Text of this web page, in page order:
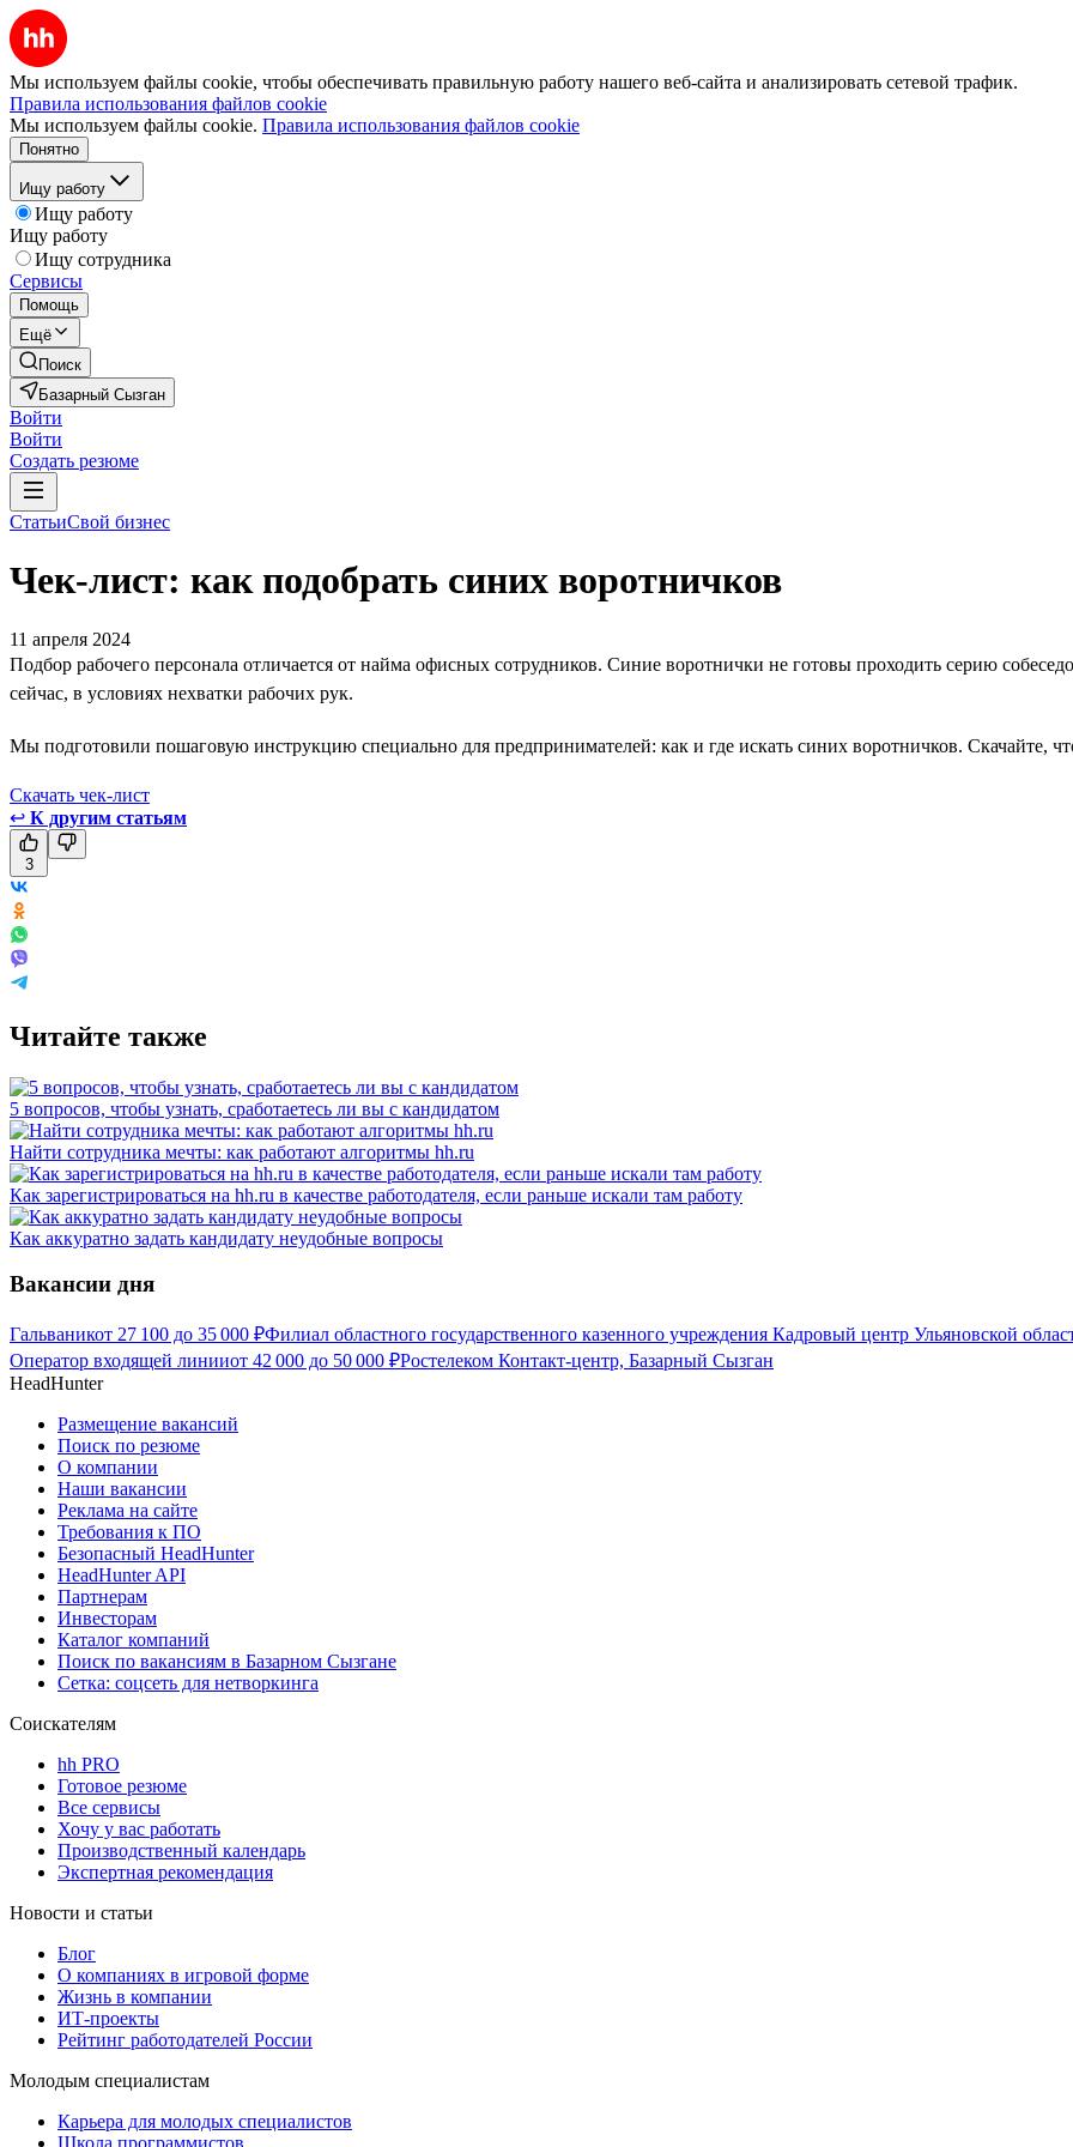
Мы используем файлы cookie, чтобы обеспечивать правильную работу нашего веб-сайта и анализировать сетевой трафик.
Правила использования файлов cookie
Мы используем файлы cookie. Правила использования файлов cookie
Понятно
Ищу работу
Ищу работу
Ищу работу
Ищу сотрудника
Сервисы
Помощь
Ещё
Поиск
Базарный Сызган
Войти
Войти
Создать резюме
СтатьиСвой бизнес
Чек-лист: как подобрать синих воротничков
11 апреля 2024
Подбор рабочего персонала отличается от найма офисных сотрудников. Синие воротнички не готовы проходить серию
сейчас, в условиях нехватки рабочих рук.
Мы подготовили пошаговую инструкцию специально для предпринимателей: как и где искать синих воротничков. Скачайте,
Скачать чек-лист
↩ К другим статьям
3
Читайте также
5 вопросов, чтобы узнать, сработаетесь ли вы с кандидатом
Найти сотрудника мечты: как работают алгоритмы hh.ru
Как зарегистрироваться на hh.ru в качестве работодателя, если раньше искали там работу
Как аккуратно задать кандидату неудобные вопросы
Вакансии дня
Гальваникот 27 100 до 35 000 ₽Филиал областного государственного казенного учреждения Кадровый центр Ульяновской
Оператор входящей линииот 42 000 до 50 000 ₽Ростелеком Контакт-центр, Базарный Сызган
HeadHunter
Размещение вакансий
Поиск по резюме
О компании
Наши вакансии
Реклама на сайте
Требования к ПО
Безопасный HeadHunter
HeadHunter API
Партнерам
Инвесторам
Каталог компаний
Поиск по вакансиям в Базарном Сызгане
Сетка: соцсеть для нетворкинга
Соискателям
hh PRO
Готовое резюме
Все сервисы
Хочу у вас работать
Производственный календарь
Экспертная рекомендация
Новости и статьи
Блог
О компаниях в игровой форме
Жизнь в компании
ИТ-проекты
Рейтинг работодателей России
Молодым специалистам
Карьера для молодых специалистов